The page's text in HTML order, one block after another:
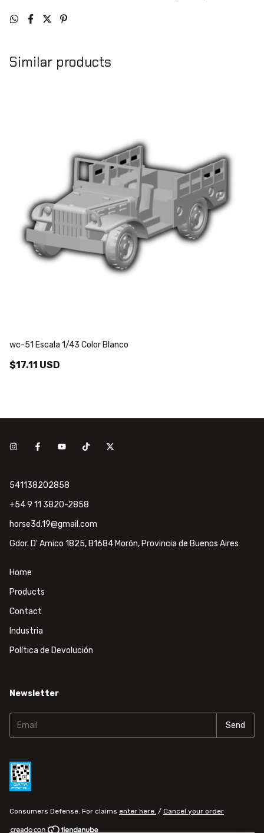
Similar products
wc-51 Escala 1/43 Color Blanco
$17.11 USD
541138202858
+54 9 11 3820-2858
horse3d.19@gmail.com
Gdor. D' Amico 1825, B1684 Morón, Provincia de Buenos Aires
Home
Products
Contact
Industria
Política de Devolución
Newsletter
Consumers Defense. For claims enter here. / Cancel your order